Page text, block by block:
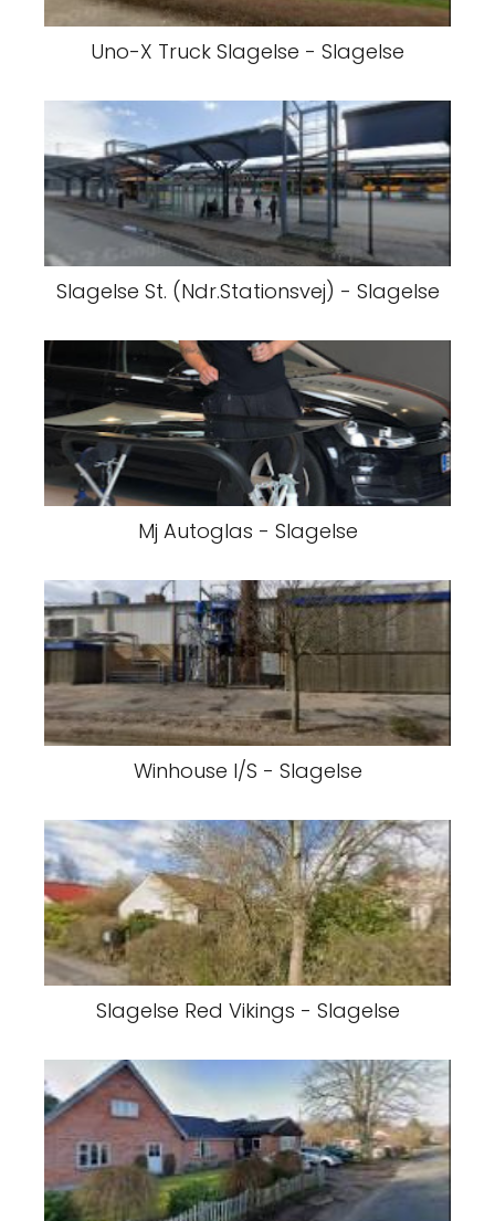
Uno-X Truck Slagelse - Slagelse
Slagelse St. (Ndr.Stationsvej) - Slagelse
Mj Autoglas - Slagelse
Winhouse I/S - Slagelse
Slagelse Red Vikings - Slagelse